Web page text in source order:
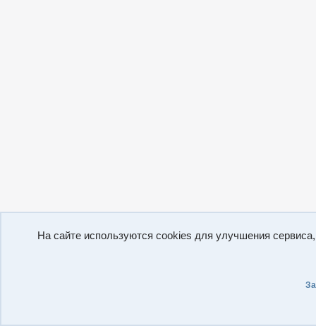
На сайте используются cookies для улучшения